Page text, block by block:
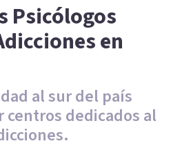
Psicólogos
en
al sur del país
centros dedicados al